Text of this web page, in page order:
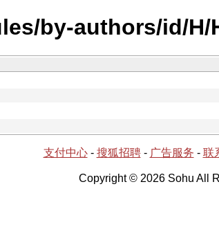
by-authors/id/H/
支付中心- 搜狐招聘- 广告服务 - 联
Copyright © 2026 Sohu All